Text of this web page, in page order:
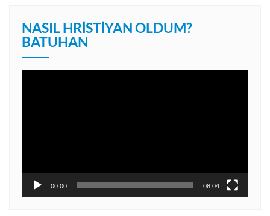
NASIL HRISTIYAN OLDUM?
BATUHAN
00:00 08:04